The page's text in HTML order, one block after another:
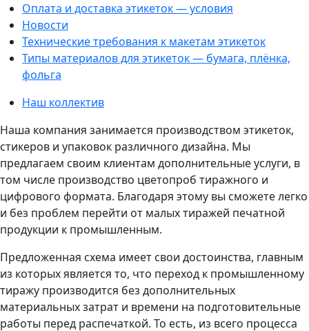
Оплата и доставка этикеток — условия
Новости
Технические требования к макетам этикеток
Типы материалов для этикеток — бумага, плёнка,
фольга
Наш коллектив
Наша компания занимается производством этикеток,
стикеров и упаковок различного дизайна. Мы
предлагаем своим клиентам дополнительные услуги, в
том числе производство цветопроб тиражного и
цифрового формата. Благодаря этому вы сможете легко
и без проблем перейти от малых тиражей печатной
продукции к промышленным.
Предложенная схема имеет свои достоинства, главным
из которых является то, что переход к промышленному
тиражу производится без дополнительных
материальных затрат и времени на подготовительные
работы перед распечаткой. То есть, из всего процесса